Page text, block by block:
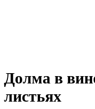
Долма в
листьях